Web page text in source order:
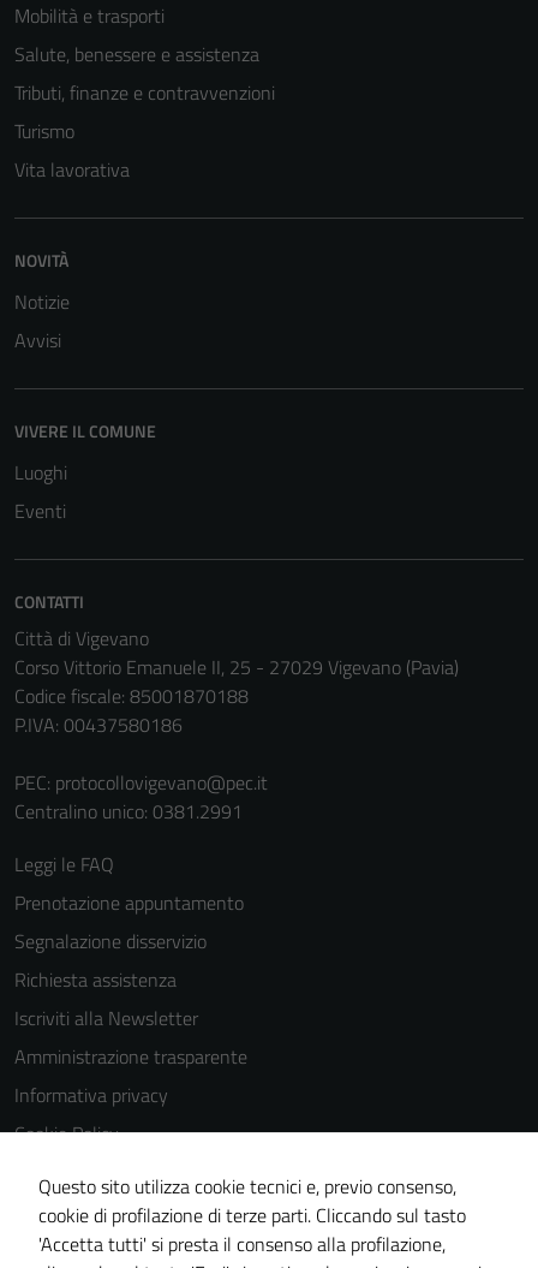
Mobilità e trasporti
Salute, benessere e assistenza
Tributi, finanze e contravvenzioni
Turismo
Vita lavorativa
NOVITÀ
Notizie
Avvisi
VIVERE IL COMUNE
Luoghi
Eventi
CONTATTI
Città di Vigevano
Corso Vittorio Emanuele II, 25 - 27029 Vigevano (Pavia)
Codice fiscale: 85001870188
P.IVA: 00437580186
PEC: protocollovigevano@pec.it
Centralino unico: 0381.2991
Leggi le FAQ
Prenotazione appuntamento
Segnalazione disservizio
Richiesta assistenza
Iscriviti alla Newsletter
Amministrazione trasparente
Informativa privacy
Cookie Policy
Media policy
Note legali
Dichiarazione di accessibilità
Questo sito utilizza cookie tecnici e, previo consenso,
cookie di profilazione di terze parti. Cliccando sul tasto
'Accetta tutti' si presta il consenso alla profilazione,
funzionamento
non raccolgono